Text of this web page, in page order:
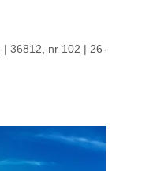
| 36812, nr 102 | 26-